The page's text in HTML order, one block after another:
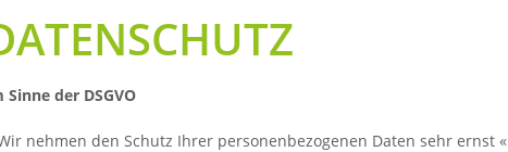
Sinne der DSGVO
nehmen den Schutz Ihrer personenbezogenen Daten sehr ernst «